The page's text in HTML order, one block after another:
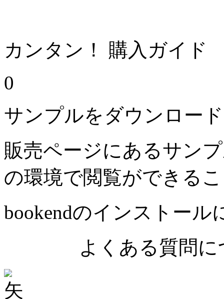
カンタン！ 購入ガイド
0
サンプルをダウンロー
販売ページにあるサン
の環境で閲覧ができる
bookendのインストール
よくある質問に